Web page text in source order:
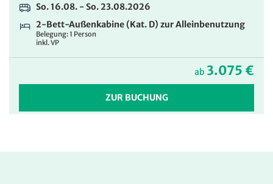
So. 16.08. - So. 23.08.2026
2-Bett-Außenkabine (Kat. D) zur Alleinbenutzung
Belegung: 1 Person
inkl. VP
ab 3.075 €
ZUR BUCHUNG